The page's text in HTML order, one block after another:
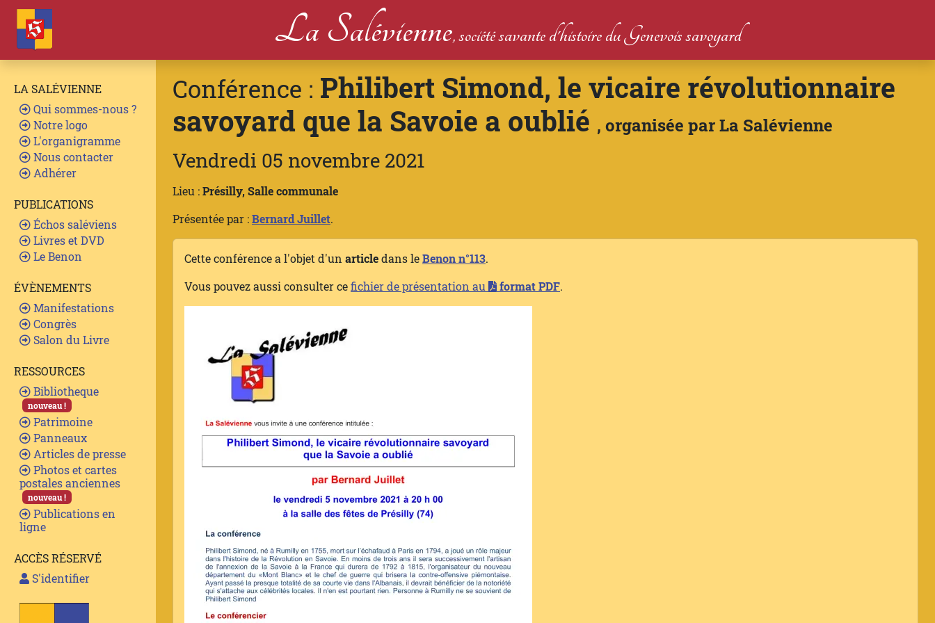
La Salévienne, société savante d'histoire du Genevois savoyard
LA SALÉVIENNE
Qui sommes-nous ?
Notre logo
L'organigramme
Nous contacter
Adhérer
PUBLICATIONS
Échos saléviens
Livres et DVD
Le Benon
ÉVÈNEMENTS
Manifestations
Congrès
Salon du Livre
RESSOURCES
Bibliotheque
nouveau !
Patrimoine
Panneaux
Articles de presse
Photos et cartes
postales anciennes
nouveau !
Publications en
ligne
ACCÈS RÉSERVÉ
S'identifier
Conférence : Philibert Simond, le vicaire révolutionnaire
savoyard que la Savoie a oublié , organisée par La Salévienne
Vendredi 05 novembre 2021
Lieu :Présilly, Salle communale
Présentée par :Bernard Juillet.
Cette conférence a l'objet d'un articledans leBenon n°113.
Vous pouvez aussi consulter cefichier de présentation au format PDF.